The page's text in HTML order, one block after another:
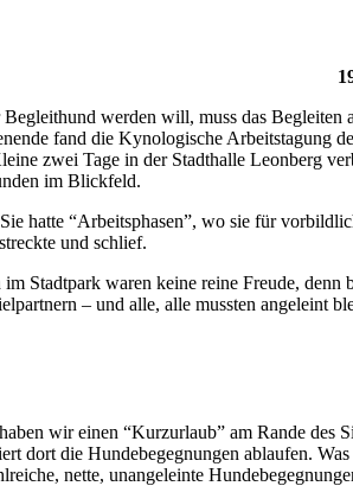
Begleithund werden will, muss das
fand die Kynologische Arbeitstagung
zwei Tage in der Stadthalle Leonberg
im Blickfeld.
hatte “Arbeitsphasen”, wo sie für
und schlief.
im Stadtpark waren keine reine Freude,
– und alle, alle mussten angeleint
wir einen “Kurzurlaub” am Rande des
dort die Hundebegegnungen ablaufen.
nette, unangeleinte